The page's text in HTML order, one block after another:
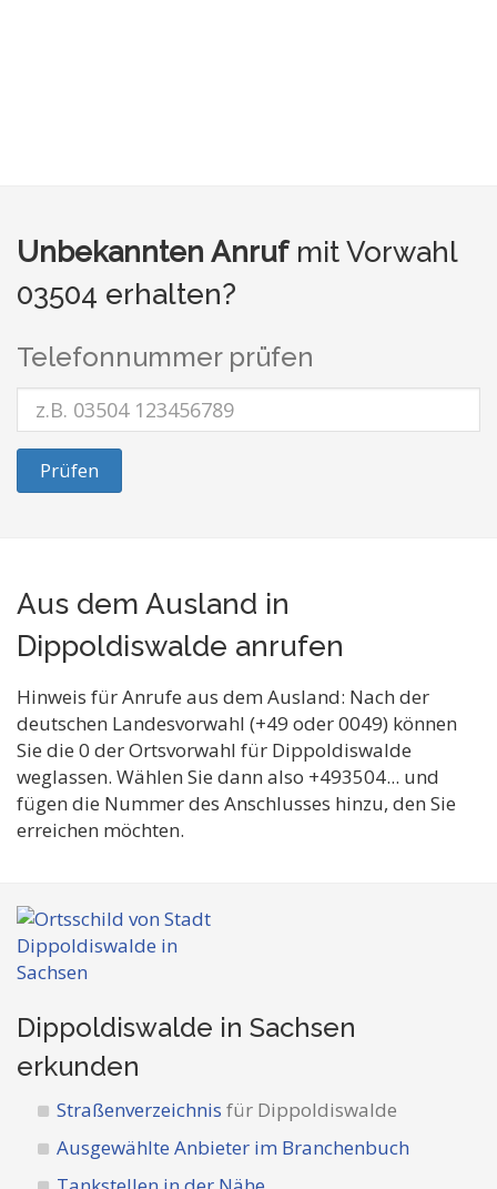
Unbekannten Anrufmit Vorwahl
03504 erhalten?
Telefonnummer prüfen
Prüfen
Aus dem Ausland in
Dippoldiswalde anrufen
Hinweis für Anrufe aus dem Ausland: Nach der
deutschen Landesvorwahl (+49 oder 0049) können
Sie die 0 der Ortsvorwahl für Dippoldiswalde
weglassen. Wählen Sie dann also +493504... und
fügen die Nummer des Anschlusses hinzu, den Sie
erreichen möchten.
Dippoldiswalde in Sachsen
erkunden
Straßenverzeichnis für Dippoldiswalde
Ausgewählte Anbieter im Branchenbuch